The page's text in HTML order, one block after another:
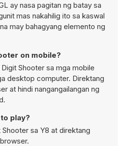
ay nasa pagitan ng batay sa
mas nakahilig ito sa kaswal
may bahagyang elemento ng
on mobile?
Shooter sa mga mobile
desktop computer. Direktang
at hindi nangangailangan ng
play?
Shooter sa Y8 at direktang